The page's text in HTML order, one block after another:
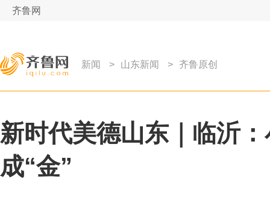
齐鲁网
新闻 > 山东新闻 > 齐鲁原创
新时代美德山东｜临沂
成“金”